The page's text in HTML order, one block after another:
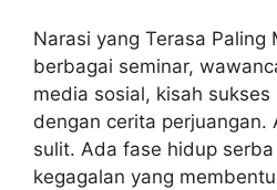
Narasi yang Terasa Paling
berbagai seminar,
media sosial, kisah
dengan cerita perjuangan.
sulit. Ada fase hidup
kegagalan yang